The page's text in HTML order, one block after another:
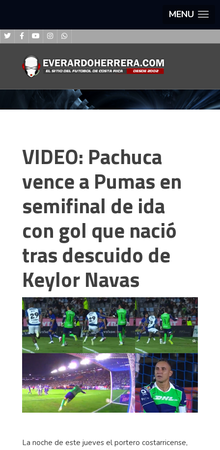
MENU
VIDEO: Pachuca
vence a Pumas en
semifinal de ida
con gol que nació
tras descuido de
Keylor Navas
La noche de este jueves el portero costarricense,